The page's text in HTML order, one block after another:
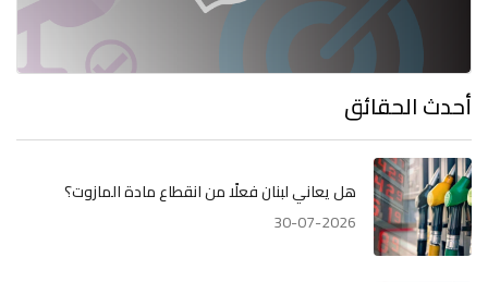
أحدث الحقائق
هل يعاني لبنان فعلًا من انقطاع مادة المازوت؟
30-07-2026